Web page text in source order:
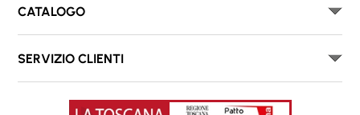
CATALOGO
SERVIZIO CLIENTI